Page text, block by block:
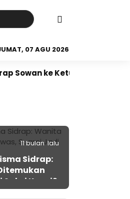
07 AGU 2026
ke Ketua NU Sidrap
11 bulan lalu
Sidrap:
Saksi Kunci?